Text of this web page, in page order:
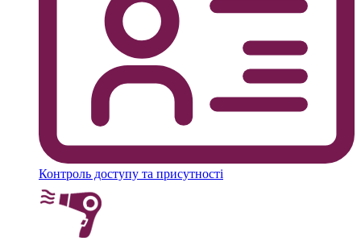
Контроль доступу та присутності